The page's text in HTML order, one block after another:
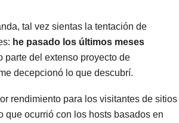
tal vez sientas la tentación de
he pasado los últimos meses
parte del extenso proyecto de
decepcionó lo que descubrí.
rendimiento para los visitantes de sitios
que ocurrió con los hosts basados en